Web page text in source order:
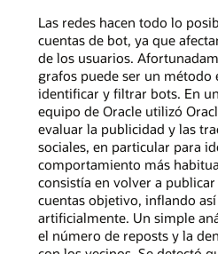
Las redes hacen todo lo
cuentas de bot, ya que
de los usuarios.
grafos puede ser un método
identificar y filtrar bots. En
equipo de Oracle utilizó
evaluar la publicidad y las
sociales, en particular para
comportamiento más
consistía en volver a
cuentas objetivo, inflando
artificialmente. Un simple
el número de reposts y la